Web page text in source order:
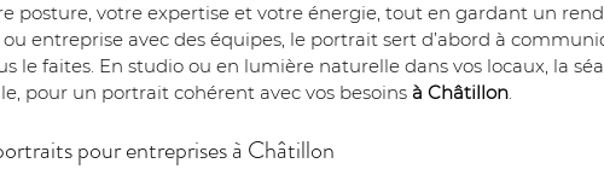
posture, votre expertise et votre énergie, tout en gardant un
entreprise avec des équipes, le portrait sert d’abord à
le faites. En studio ou en lumière naturelle dans vos locaux, la
pour un portrait cohérent avec vos besoins à Châtillon.
pour entreprises à Châtillon